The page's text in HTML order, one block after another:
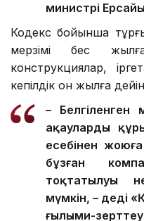
министрі
Кодекс бойынша
мерзімі бес
конструкциялар,
кепілдік он жылға
– Белгіленген
ақауларды
есебінен
бұзған
тоқтатылуы
мүмкін, – деді
ғылыми-